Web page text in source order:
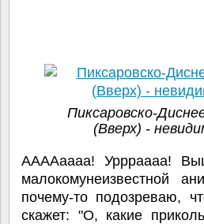
Пиксаровско-
(Вверх) -
ААААаааа! Уррраааа!
малокомунеизвестной
почему-то подозреваю,
скажет: "О, какие